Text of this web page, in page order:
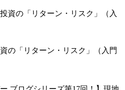
の「リターン・リスク」（入門